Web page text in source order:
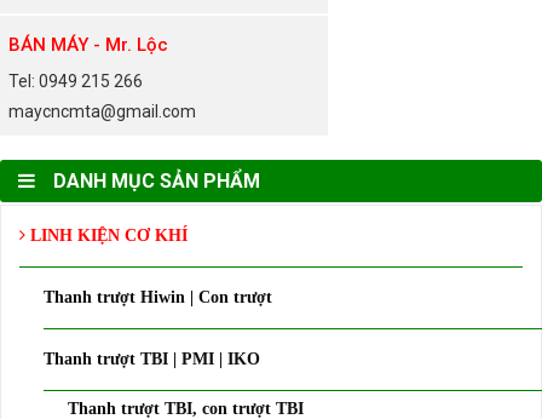
BÁN MÁY - Mr. Lộc
Tel: 0949 215 266
maycncmta@gmail.com
DANH MỤC SẢN PHẨM
LINH KIỆN CƠ KHÍ
Thanh trượt Hiwin | Con trượt
Thanh trượt TBI | PMI | IKO
Thanh trượt TBI, con trượt TBI